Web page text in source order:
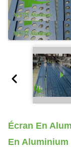
Écran En
En Aluminium